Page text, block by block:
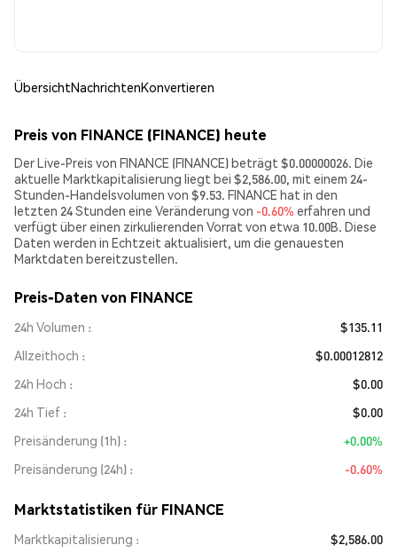
ÜbersichtNachrichtenKonvertieren
Preis von FINANCE (FINANCE) heute
Der Live-Preis von FINANCE (FINANCE) beträgt $0.00000026. Die
aktuelle Marktkapitalisierung liegt bei $2,586.00, mit einem 24-
Stunden-Handelsvolumen von $9.53. FINANCE hat in den
letzten 24 Stunden eine Veränderung von -0.60% erfahren und
verfügt über einen zirkulierenden Vorrat von etwa 10.00B. Diese
Daten werden in Echtzeit aktualisiert, um die genauesten
Marktdaten bereitzustellen.
Preis-Daten von FINANCE
24h Volumen
$135.11
Allzeithoch
$0.00012812
24h Hoch
$0.00
24h Tief
$0.00
Preisänderung (1h)
+0.00%
Preisänderung (24h)
-0.60%
Marktstatistiken für FINANCE
Marktkapitalisierung
$2,586.00